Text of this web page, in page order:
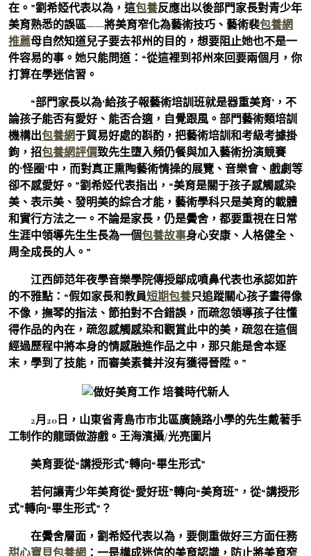
在。”劉希婭代表以為，這包養反應出以後部門家長對青少年
美育熟悉的誤區——將美育窄化為藝術技巧、藝術裴包養網
推薦母自然知道兒子要去祁州的目的，想要阻止她也不是一
件容易的事。她只能問道：“從這裡到祁州來回要兩個月，你
打算在學迷信習。
“部門家長以為‘給孩子報藝術培訓班就是器重美育’，不
論孩子能否有愛好、能否合適，自覺跟風。部門藝術類培訓
機構出包養網于貿易好處的斟酌，把藝術培訓和考級考據掛
鉤，招包養網評價致先生墮入頻仍餐與加入藝術扮演競賽
的‘怪圈’中，而對真正熏陶藝術情操的展覽、音樂會、戲劇等
卻不感愛好。”劉希婭代表指出，“美育是關于孩子感觸感染
美、表示美、發明美的綜合才能，藝術學科只是美育的載體
和實行方法之一。不論是家長，仍是黌舍，都要重視在日常
生涯中領導先生生長為一個包養故事身心安康、人格健全、
周全成長的人。”
江西師范年夜學音樂學院傳授鄔成噴鼻代表也承認如許
的不雅點：“假如家長和教員短期包養只追蹤關心孩子畫得像
不像，撫琴的指法、節拍對不合錯誤，而疏忽領導孩子往懂
得作品的內在，疏忽感觸感染和觀賞此中的美，疏忽在這個
經過歷程中將本身的情感融進作品之中，那只能是舍本逐
末，學到了技能，而審美素養并沒有獲得晉陞。”
2月20日，山東省青島市市北區廣饒路小學的先生戴著手
工制作的龍頭做游戲。王海濱攝/光亮圖片
美育要從“講授形式”轉向“畢生形式”
若何讓青少年美育從“愛好班”轉向“美育班”，從“講授形
式”轉向“畢生形式”？
在黌舍層面，劉希婭代表以為，要側重做好三方面任務
甜心寶貝包養網 ：一是構成迷信的美育認識，防止將美育窄